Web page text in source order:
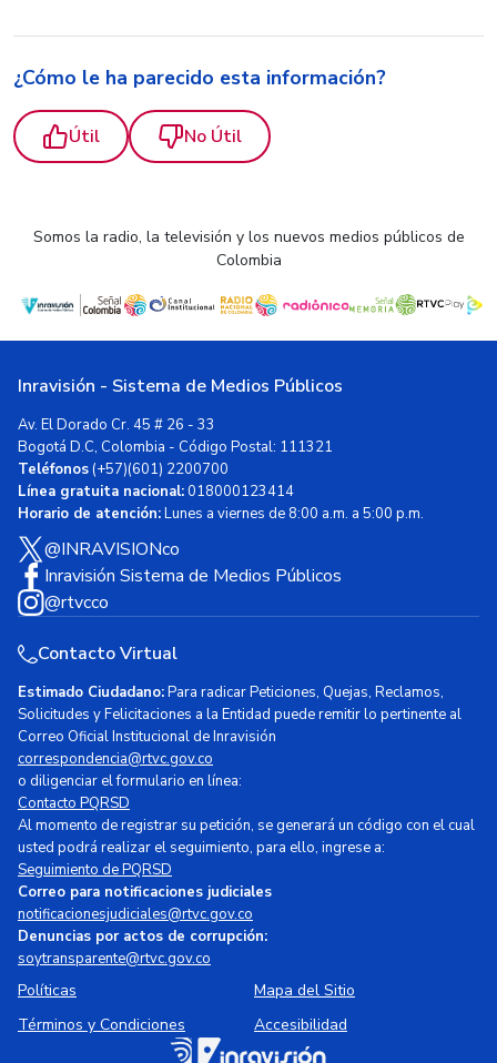
¿Cómo le ha parecido esta información?
Útil No Útil
Somos la radio, la televisión y los nuevos medios públicos de
Colombia
Inravisión - Sistema de Medios Públicos
Av. El Dorado Cr. 45 # 26 - 33
Bogotá D.C, Colombia - Código Postal: 111321
Teléfonos(+57)(601) 2200700
Línea gratuita nacional:018000123414
Horario de atención:Lunes a viernes de 8:00 a.m. a 5:00 p.m.
@INRAVISIONco
Inravisión Sistema de Medios Públicos
@rtvcco
Contacto Virtual
Estimado Ciudadano:Para radicar Peticiones, Quejas, Reclamos,
Solicitudes y Felicitaciones a la Entidad puede remitir lo pertinente al
Correo Oficial Institucional de Inravisión
correspondencia@rtvc.gov.co
o diligenciar el formulario en línea:
Contacto PQRSD
Al momento de registrar su petición, se generará un código con el cual
usted podrá realizar el seguimiento, para ello, ingrese a:
Seguimiento de PQRSD
Correo para notificaciones judiciales
notificacionesjudiciales@rtvc.gov.co
Denuncias por actos de corrupción:
soytransparente@rtvc.gov.co
Políticas
Mapa del Sitio
Términos y Condiciones
Accesibilidad